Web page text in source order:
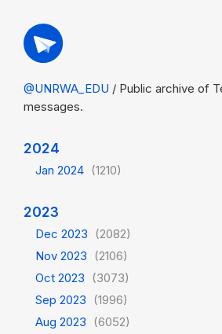
@UNRWA_EDU / Public archive of
messages.
2024
Jan 2024 (1210)
2023
Dec 2023 (2082)
Nov 2023 (2106)
Oct 2023 (3073)
Sep 2023 (1996)
Aug 2023 (6052)